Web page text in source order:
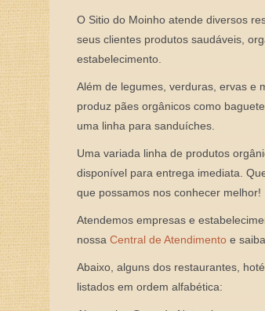
O Sitio do Moinho atende diversos
seus clientes produtos saudáveis,
estabelecimento.
Além de legumes, verduras, ervas e
produz pães orgânicos como
uma linha para sanduíches.
Uma variada linha de produtos
disponível para entrega imediata.
que possamos nos conhecer melhor!
Atendemos empresas e
nossa Central de Atendimento e
Abaixo, alguns dos restaurantes,
listados em ordem alfabética: